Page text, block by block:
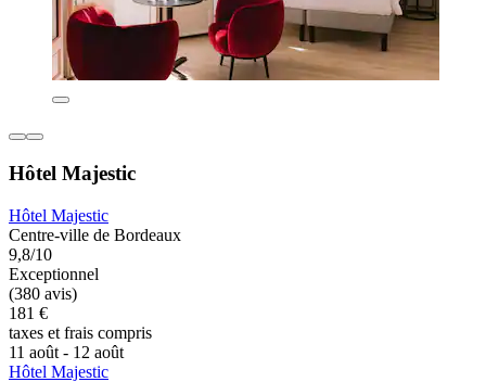
Hôtel Majestic
Hôtel Majestic
Centre-ville de Bordeaux
9,8/10
Exceptionnel
(380 avis)
181 €
taxes et frais compris
11 août - 12 août
Hôtel Majestic